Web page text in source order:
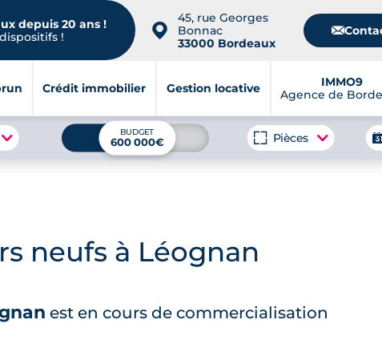
depuis 20 ans !
!
📍
45, rue Georges
Bonnac
33000 Bordeaux
📧
Crédit immobilier Gestion locative
IMMO9
Agence de
BUDGET
600 000€ Pièces
neufs à Léognan
est en cours de commercialisation